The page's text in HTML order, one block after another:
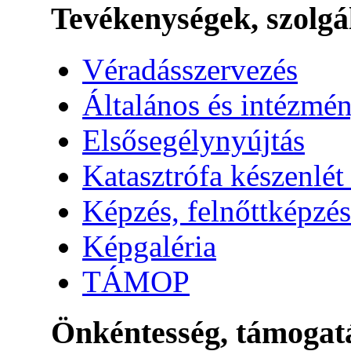
Tevékenységek,
Véradásszervezés
Általános és
Elsősegélynyújtás
Katasztrófa
Képzés, felnőttképzés
Képgaléria
TÁMOP
Önkéntesség,